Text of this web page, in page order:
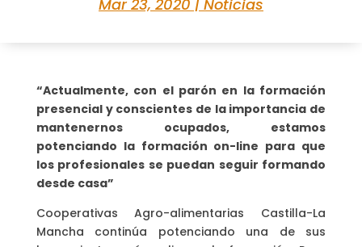
Mar 23, 2020 | Noticias
“Actualmente, con el parón en la formación
presencial y conscientes de la importancia de
mantenernos ocupados, estamos
potenciando la formación on-line para que
los profesionales se puedan seguir formando
desde casa”
Cooperativas Agro-alimentarias Castilla-La
Mancha continúa potenciando una de sus